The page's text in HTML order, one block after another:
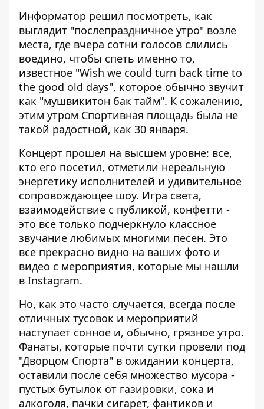
Информатор решил посмотреть, как
выглядит "послепраздничное утро" возле
места, где вчера сотни голосов слились
воедино, чтобы спеть именно то,
известное "Wish we could turn back time to
the good old days", которое обычно звучит
как "мушвикитон бак тайм". К сожалению,
этим утром Спортивная площадь была не
такой радостной, как 30 января.
Концерт прошел на высшем уровне: все,
кто его посетил, отметили нереальную
энергетику исполнителей и удивительное
сопровождающее шоу. Игра света,
взаимодействие с публикой, конфетти -
это все только подчеркнуло классное
звучание любимых многими песен. Это
все прекрасно видно на ваших фото и
видео с мероприятия, которые мы нашли
в Instagram.
Но, как это часто случается, всегда после
отличных тусовок и мероприятий
наступает сонное и, обычно, грязное утро.
Фанаты, которые почти сутки провели под
"Дворцом Спорта" в ожидании концерта,
оставили после себя множество мусора -
пустых бутылок от газировки, сока и
алкоголя, пачки сигарет, фантиков и